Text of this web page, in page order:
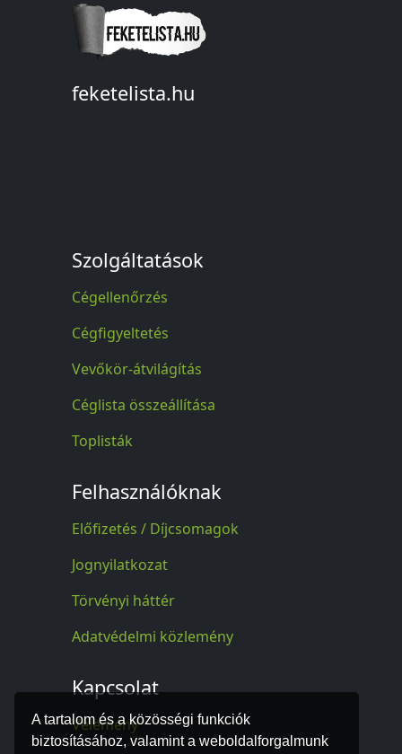
A tartalom és a közösségi funkciók
biztosításához, valamint a weboldalforgalmunk
feketelista.hu
Szolgáltatások
Cégellenőrzés
Cégfigyeltetés
Vevőkör-átvilágítás
Céglista összeállítása
Toplisták
Felhasználóknak
Előfizetés / Díjcsomagok
Jognyilatkozat
Törvényi háttér
Adatvédelmi közlemény
Kapcsolat
Vélemény